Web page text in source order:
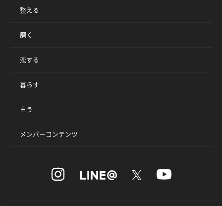
整える
磨く
恋する
暮らす
占う
メンバーコンテンツ